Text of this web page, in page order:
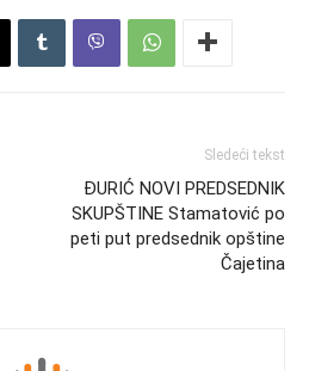
Sledeći tekst
ĐURIĆ NOVI PREDSEDNIK
SKUPŠTINE Stamatović po
peti put predsednik opštine
Čajetina